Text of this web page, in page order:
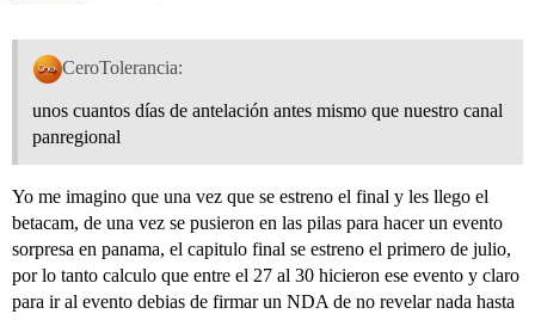
CeroTolerancia:
unos cuantos días de antelación antes mismo que nuestro canal
panregional
Yo me imagino que una vez que se estreno el final y les llego el
betacam, de una vez se pusieron en las pilas para hacer un evento
sorpresa en panama, el capitulo final se estreno el primero de julio,
por lo tanto calculo que entre el 27 al 30 hicieron ese evento y claro
para ir al evento debias de firmar un NDA de no revelar nada hasta